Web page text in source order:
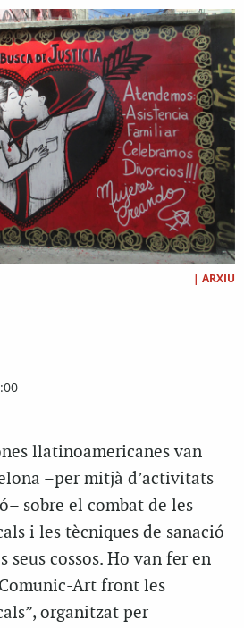
| ARXIU
llatinoamericanes van
–per mitjà d’activitats
sobre el combat de les
i les tècniques de sanació
cossos. Ho van fer en
Art front les
organitzat per